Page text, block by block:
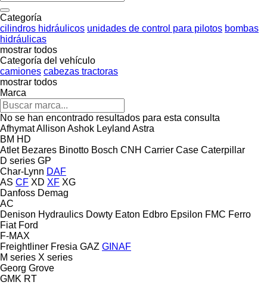
Categoría
cilindros hidráulicos unidades de control para pilotos bombas
hidráulicas
mostrar todos
Categoría del vehículo
camiones cabezas tractoras
mostrar todos
Marca
No se han encontrado resultados para esta consulta
AfhymatAllison Ashok Leyland Astra
BM HD
Atlet Bezares Binotto Bosch CNH Carrier Case Caterpillar
D series GP
Char-Lynn DAF
AS CF XD XF XG
Danfoss Demag
AC
Denison Hydraulics Dowty Eaton Edbro Epsilon FMC Ferro
Fiat Ford
F-MAX
Freightliner Fresia GAZ GINAF
M series X series
Georg Grove
GMK RT